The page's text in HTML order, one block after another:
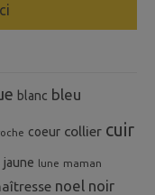
blanc bleu
coeur collier cuir
jaune lune maman
noel noir